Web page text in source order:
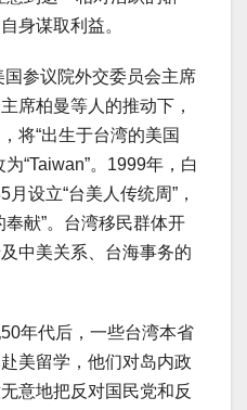
身谋取利益。
参议院外交委员会主席
席柏曼等人的推动下，
将“出生于台湾的美国
“Taiwan”。1999年，白
设立“台美人传统周”，
奉献”。台湾移民群体开
中美关系、台海事务的
年代后，一些台湾本省
美留学，他们对岛内政
意地把反对国民党和反